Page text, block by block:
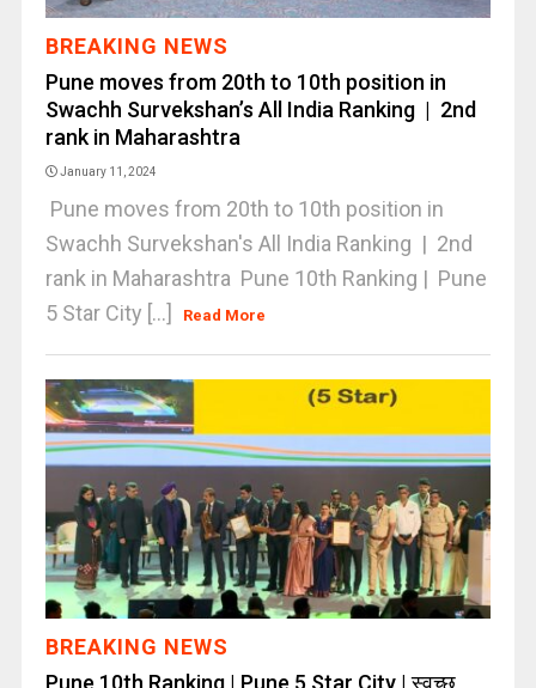
BREAKING NEWS
Pune moves from 20th to 10th position in
Swachh Survekshan’s All India Ranking | 2nd
rank in Maharashtra
January 11, 2024
Pune moves from 20th to 10th position in
Swachh Survekshan's All India Ranking | 2nd
rank in Maharashtra Pune 10th Ranking | Pune
5 Star City [...]
Read More
BREAKING NEWS
Pune 10th Ranking | Pune 5 Star City | स्वच्छ